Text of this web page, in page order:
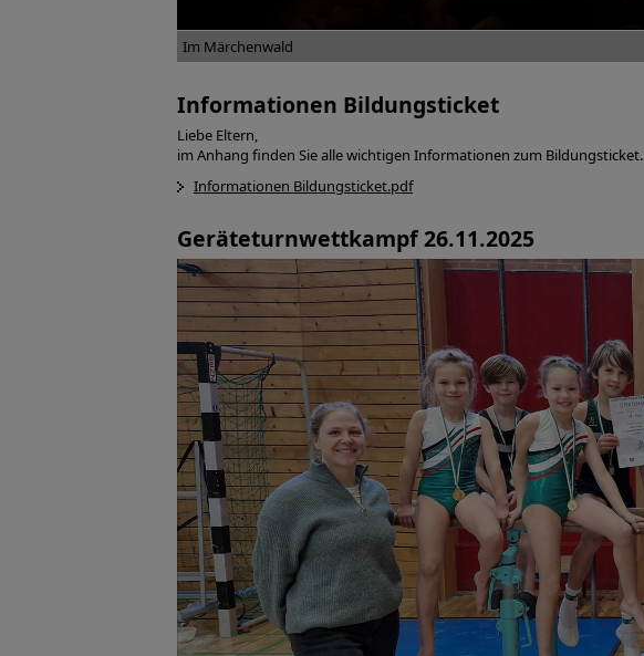
Im Märchenwald
Informationen Bildungsticket
Liebe Eltern,
im Anhang finden Sie alle wichtigen Informationen zum Bildungsticket.
Informationen Bildungsticket.pdf
Geräteturnwettkampf 26.11.2025